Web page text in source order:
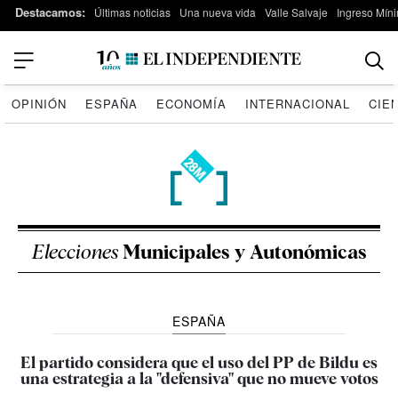
Destacamos: Últimas noticias Una nueva vida Valle Salvaje Ingreso
OPINIÓN ESPAÑA ECONOMÍA INTERNACIONAL
EleccionesMunicipales y Autonómicas
ESPAÑA
El partido considera que el uso del PP de Bildu es
una estrategia a la "defensiva" que no mueve votos